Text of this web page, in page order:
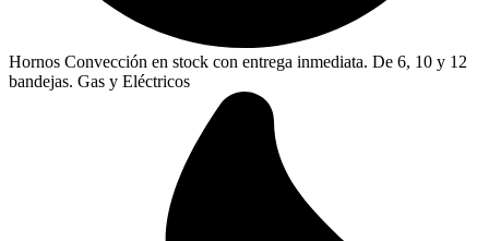
Hornos Convección en stock con entrega inmediata. De 6, 10 y 12
bandejas. Gas y Eléctricos